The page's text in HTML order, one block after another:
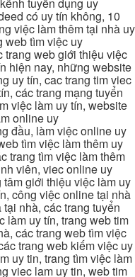
có uy tín không, 10
việc làm thêm tại nhà uy
web tìm việc uy
trang web giới thiệu việc
hiện nay, những website
uy tín, cac trang tim viec
các trang mạng tuyển
việc làm uy tín, website
online uy
đầu, làm việc online uy
tìm việc làm thêm uy
trang tìm việc làm thêm
viên, viec online uy
giới thiệu việc làm uy
công việc online tại nhà
nhà, các trang tuyển
làm uy tín, trang web tim
các trang web tìm việc
trang web kiếm việc uy
uy tin, trang tìm việc làm
viec lam uy tin, web tim